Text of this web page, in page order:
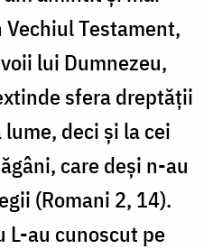
Testament,
lui Dumnezeu,
sfera dreptății
deci și la cei
care deși n-au
(Romani 2, 14).
L-au cunoscut pe